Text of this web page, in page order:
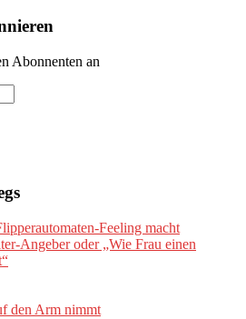
Abonnenten an
Feeling macht
Angeber oder „Wie Frau einen
den Arm nimmt